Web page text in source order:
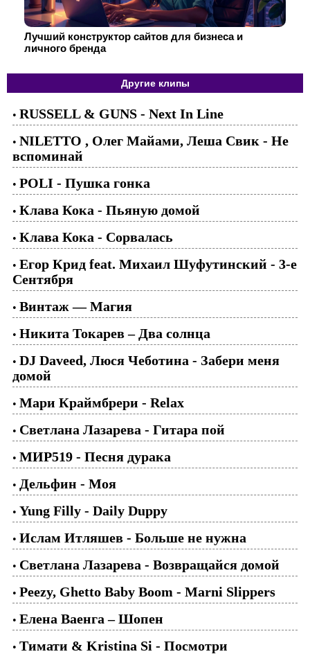
Лучший конструктор сайтов для бизнеса и
личного бренда
Другие клипы
• RUSSELL & GUNS - Next In Line
• NILETTO , Олег Майами, Леша Свик - Не
вспоминай
• POLI - Пушка гонка
• Клава Кока - Пьяную домой
• Клава Кока - Сорвалась
• Егор Крид feat. Михаил Шуфутинский - 3-е
Сентября
• Винтаж — Магия
• Никита Токарев – Два солнца
• DJ Daveed, Люся Чеботина - Забери меня
домой
• Мари Краймбрери - Relax
• Светлана Лазарева - Гитара пой
• МИР519 - Песня дурака
• Дельфин - Моя
• Yung Filly - Daily Duppy
• Ислам Итляшев - Больше не нужна
• Светлана Лазарева - Возвращайся домой
• Peezy, Ghetto Baby Boom - Marni Slippers
• Елена Ваенга – Шопен
• Тимати & Kristina Si - Посмотри